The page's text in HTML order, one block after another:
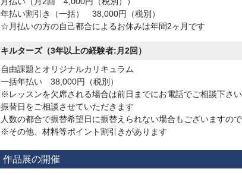
年払い割引き（一括） 38,000円（税別）
☆月払いの方の自己都合によるお休みは年間2ヶ月です
キルターズ（3年以上の経験者:月2回）
自由課題とオリジナルカリキュラム
一括年払い 38,000円（税別）
※レッスンを欠席される場合は前日までにお電話でご相談下さ
振替日をご相談させていただきます
人数の都合で振替希望日に振替えられない場合もございますの
※その他、材料等ポイント割引きがあります
作品展の開催